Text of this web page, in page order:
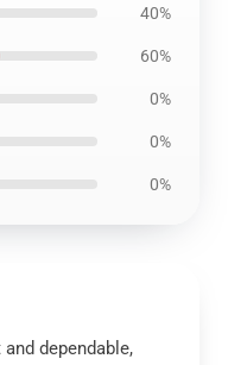
40%
60%
0%
0%
0%
dependable,